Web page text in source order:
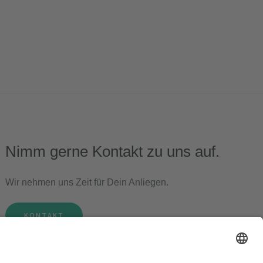
Nimm gerne Kontakt zu uns auf.
Wir nehmen uns Zeit für Dein Anliegen.
KONTAKT